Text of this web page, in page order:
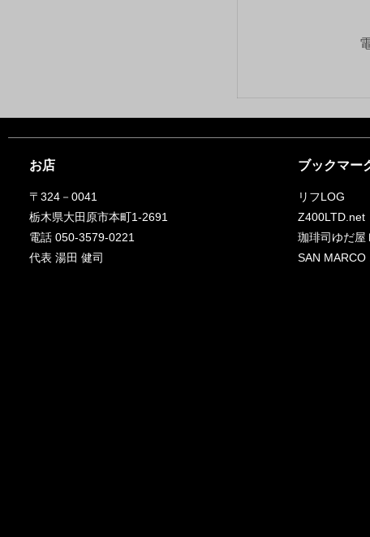
お店
〒324－0041
栃木県大田原市本町1-2691
電話 050-3579-0221
代表 湯田 健司
ブックマー
リフLOG
Z400LTD.net
珈琲司ゆだ屋
SAN